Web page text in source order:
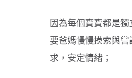
因為每個寶寶都是
要爸媽慢慢摸索與
求，安定情緒；